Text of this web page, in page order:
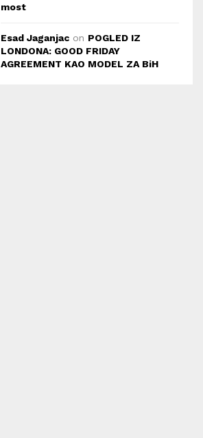
most
Esad Jaganjac on POGLED IZ
LONDONA: GOOD FRIDAY
AGREEMENT KAO MODEL ZA BiH